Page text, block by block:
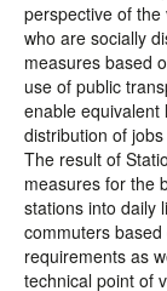
perspective of
who are socially
measures based
use of public
enable equivalent
distribution of
The result of
measures for the
stations into daily
commuters
requirements as
technical point of